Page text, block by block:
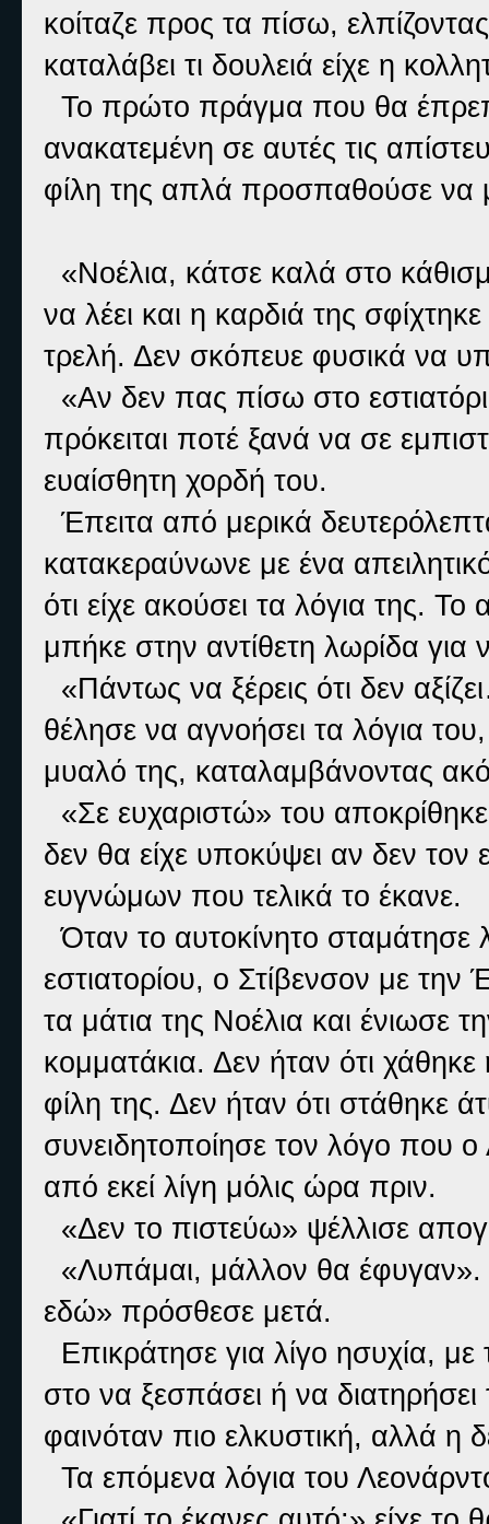
κοίταζε προς τα πίσω,
καταλάβει τι δουλειά είχε η
Το πρώτο πράγμα που θα
ανακατεμένη σε αυτές τις
φίλη της απλά προσπαθούσε να
«Νοέλια, κάτσε καλά στο
να λέει και η καρδιά της
τρελή. Δεν σκόπευε φυσικά να
«Αν δεν πας πίσω στο
πρόκειται ποτέ ξανά να σε
ευαίσθητη χορδή του.
Έπειτα από μερικά
κατακεραύνωνε με ένα
ότι είχε ακούσει τα λόγια της.
μπήκε στην αντίθετη λωρίδα για
«Πάντως να ξέρεις ότι δεν
θέλησε να αγνοήσει τα λόγια
μυαλό της, καταλαμβάνοντας
«Σε ευχαριστώ» του
δεν θα είχε υποκύψει αν δεν τον
ευγνώμων που τελικά το έκανε.
Όταν το αυτοκίνητο σταμάτησε
εστιατορίου, ο Στίβενσον με
τα μάτια της Νοέλια και ένιωσε
κομματάκια. Δεν ήταν ότι
φίλη της. Δεν ήταν ότι στάθηκε
συνειδητοποίησε τον λόγο που
από εκεί λίγη μόλις ώρα πριν.
«Δεν το πιστεύω» ψέλλισε
«Λυπάμαι, μάλλον θα
εδώ» πρόσθεσε μετά.
Επικράτησε για λίγο ησυχία,
στο να ξεσπάσει ή να
φαινόταν πιο ελκυστική, αλλά η
Τα επόμενα λόγια του